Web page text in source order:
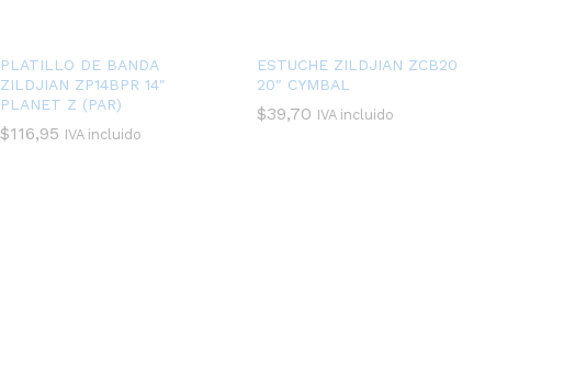
PLATILLO DE BANDA
ZILDJIAN ZP14BPR 14″
PLANET Z (PAR)
$116,95 IVA incluido
ESTUCHE ZILDJIAN ZCB20
20″ CYMBAL
$39,70 IVA incluido